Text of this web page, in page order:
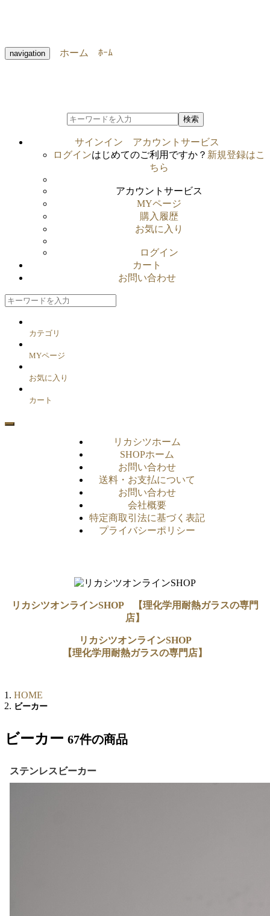
navigation ホーム ﾎｰﾑ
検索
サインイン
アカウントサービス
ログインはじめてのご利用ですか？ 新規登録はこ
ちら
アカウントサービス
MYページ
購入履歴
お気に入り
ログイン
カート
お問い合わせ
カテゴリ
MYページ
お気に入り
カート
リカシツホーム
SHOPホーム
お問い合わせ
送料・お支払について
お問い合わせ
会社概要
特定商取引法に基づく表記
プライバシーポリシー
リカシツオンラインSHOP 【理化学用耐熱ガラスの専門
店】
リカシツオンラインSHOP
【理化学用耐熱ガラスの専門店】
HOME
ビーカー
ビーカー 67件の商品
ステンレスビーカー